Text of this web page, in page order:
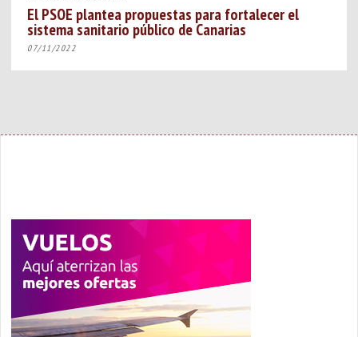
El PSOE plantea propuestas para fortalecer el
sistema sanitario público de Canarias
07/11/2022